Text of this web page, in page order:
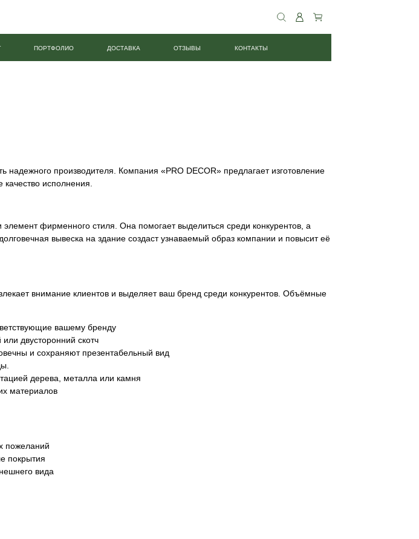
ПОРТФОЛИО ДОСТАВКА ОТЗЫВЫ КОНТАКТЫ
производителя. Компания «PRO DECOR» предлагает изготовление
исполнения.
фирменного стиля. Она помогает выделиться среди конкурентов, а
вывеска на здание создаст узнаваемый образ компании и повысит её
внимание клиентов и выделяет ваш бренд среди конкурентов. Объёмные
вашему бренду
двусторонний скотч
и сохраняют презентабельный вид
дерева, металла или камня
материалов
пожеланий
покрытия
вида